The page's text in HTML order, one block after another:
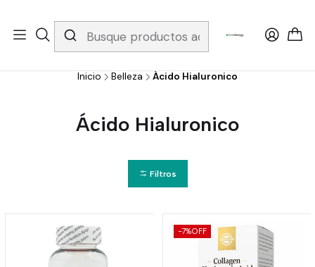
Whatsapp 3229079958/ Fijo 6019251796 / Envios a todo el país y
gratis apartir de 199.000!
Inicio Belleza Ácido Hialuronico
Ácido Hialuronico
Filtros
-7%OFF